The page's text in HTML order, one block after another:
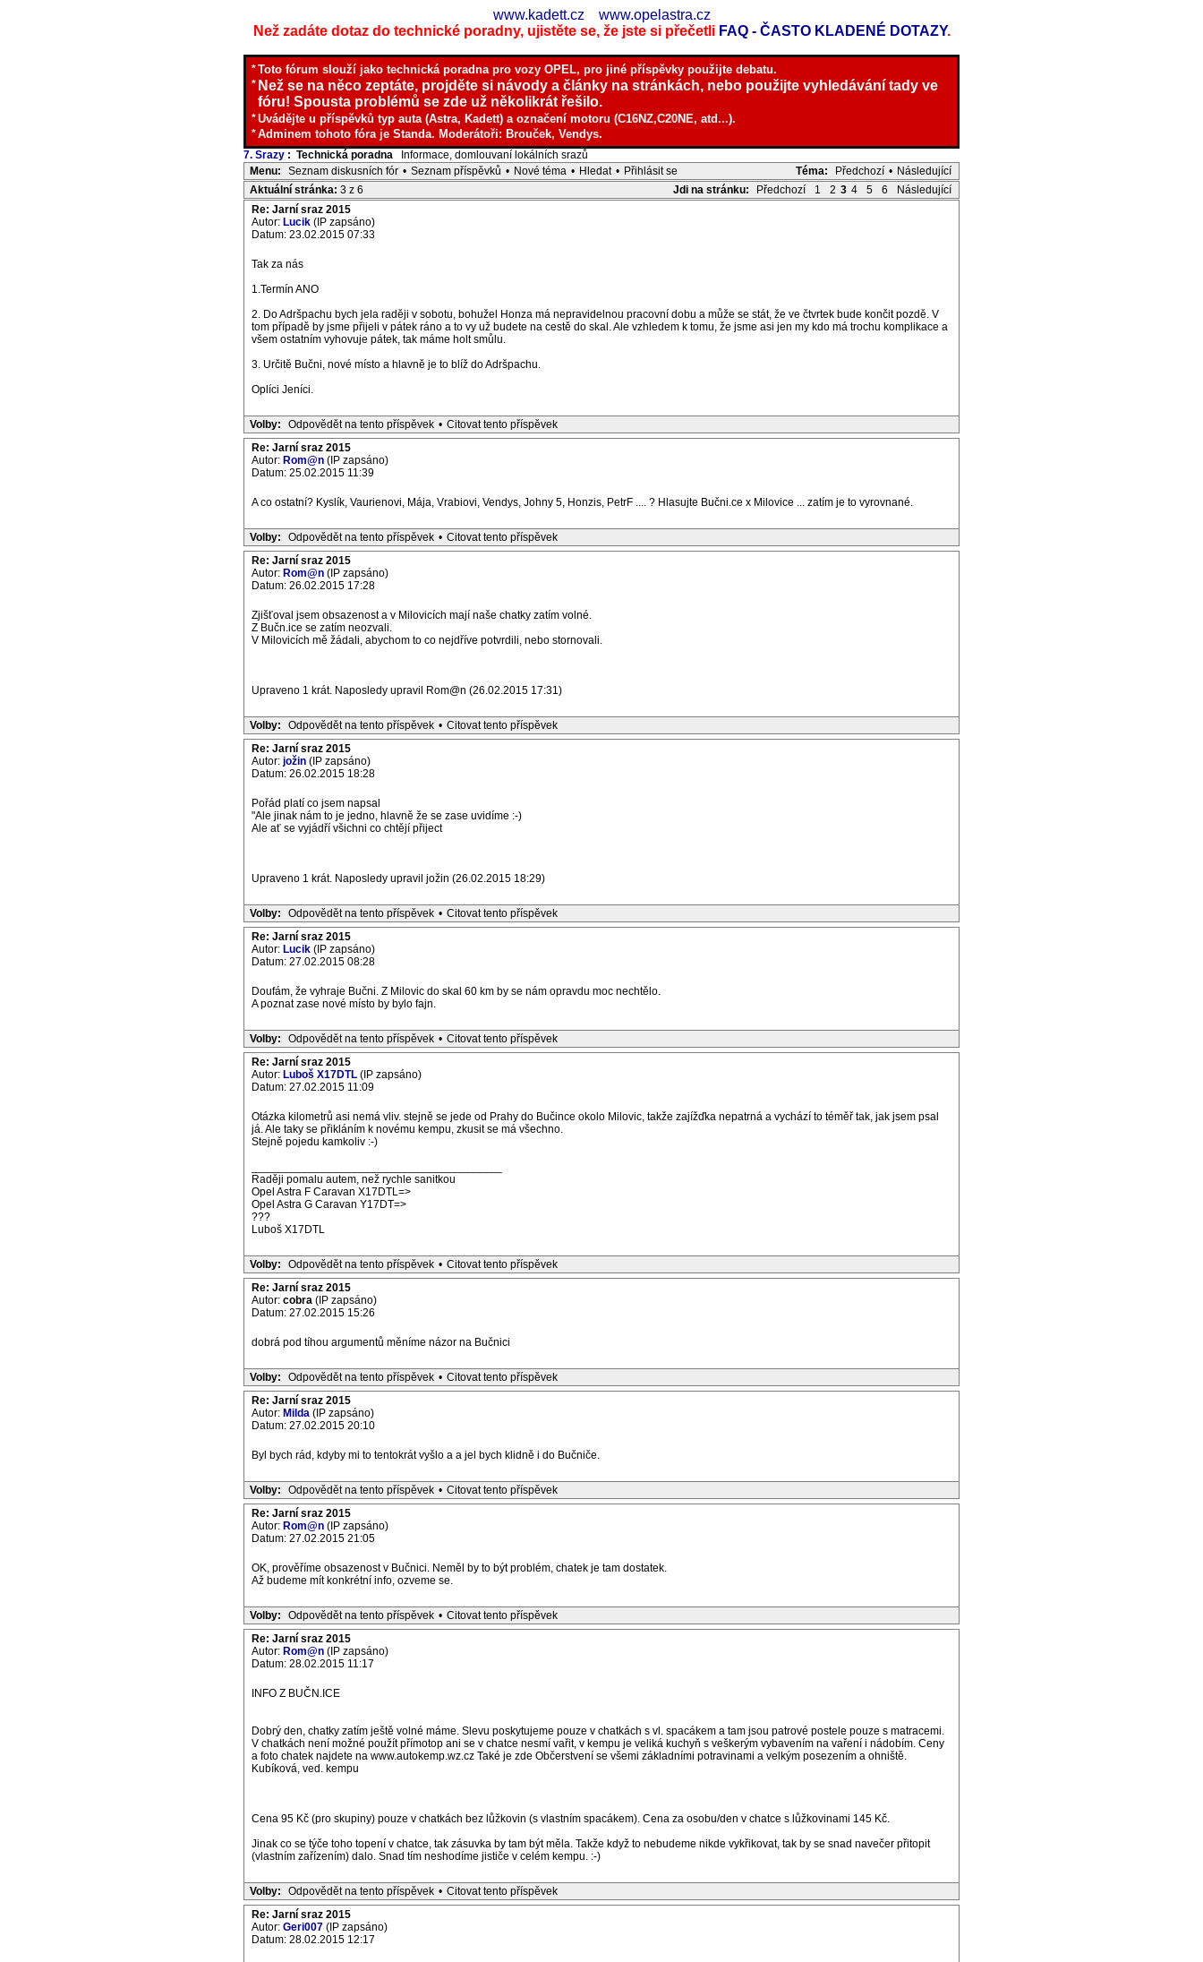
www.kadett.cz
www.opelastra.cz
Než zadáte dotaz do technické poradny, ujistěte se, že jste si přečetli FAQ - ČASTO KLADENÉ DOTAZY.
*Toto fórum slouží jako technická poradna pro vozy OPEL, pro jiné příspěvky použijte debatu.
* Než se na něco zeptáte, projděte si návody a články na stránkách, nebo použijte vyhledávání tady ve
fóru! Spousta problémů se zde už několikrát řešilo.
*Uvádějte u příspěvků typ auta (Astra, Kadett) a označení motoru (C16NZ,C20NE, atd...).
*Adminem tohoto fóra je Standa. Moderátoři: Brouček, Vendys.
7. Srazy : Technická poradna Informace, domlouvaní lokálních srazů
Téma:
Předchozí • Následující
Menu: Seznam diskusních fór • Seznam příspěvků • Nové téma • Hledat • Přihlásit se
Jdi na stránku:
Předchozí 1 2 3 4 5 6 Následující
Aktuální stránka: 3 z 6
Re: Jarní sraz 2015
Autor: Lucik (IP zapsáno)
Datum: 23.02.2015 07:33
Tak za nás
1.Termín ANO
2. Do Adršpachu bych jela raději v sobotu, bohužel Honza má nepravidelnou pracovní dobu a může se stát, že ve čtvrtek bude končit pozdě. V
tom případě by jsme přijeli v pátek ráno a to vy už budete na cestě do skal. Ale vzhledem k tomu, že jsme asi jen my kdo má trochu komplikace a
všem ostatním vyhovuje pátek, tak máme holt smůlu.
3. Určitě Bučni, nové místo a hlavně je to blíž do Adršpachu.
Oplíci Jeníci.
Volby: Odpovědět na tento příspěvek • Citovat tento příspěvek
Re: Jarní sraz 2015
Autor: Rom@n (IP zapsáno)
Datum: 25.02.2015 11:39
A co ostatní? Kyslík, Vaurienovi, Mája, Vrabiovi, Vendys, Johny 5, Honzis, PetrF .... ? Hlasujte Bučni.ce x Milovice ... zatím je to vyrovnané.
Volby: Odpovědět na tento příspěvek • Citovat tento příspěvek
Re: Jarní sraz 2015
Autor: Rom@n (IP zapsáno)
Datum: 26.02.2015 17:28
Zjišťoval jsem obsazenost a v Milovicích mají naše chatky zatím volné.
Z Bučn.ice se zatím neozvali.
V Milovicích mě žádali, abychom to co nejdříve potvrdili, nebo stornovali.
Upraveno 1 krát. Naposledy upravil Rom@n (26.02.2015 17:31)
Volby: Odpovědět na tento příspěvek • Citovat tento příspěvek
Re: Jarní sraz 2015
Autor: jožin (IP zapsáno)
Datum: 26.02.2015 18:28
Pořád platí co jsem napsal
"Ale jinak nám to je jedno, hlavně že se zase uvidíme :-)
Ale ať se vyjádří všichni co chtějí přiject
Upraveno 1 krát. Naposledy upravil jožin (26.02.2015 18:29)
Volby: Odpovědět na tento příspěvek • Citovat tento příspěvek
Re: Jarní sraz 2015
Autor: Lucik (IP zapsáno)
Datum: 27.02.2015 08:28
Doufám, že vyhraje Bučni. Z Milovic do skal 60 km by se nám opravdu moc nechtělo.
A poznat zase nové místo by bylo fajn.
Volby: Odpovědět na tento příspěvek • Citovat tento příspěvek
Re: Jarní sraz 2015
Autor: Luboš X17DTL (IP zapsáno)
Datum: 27.02.2015 11:09
Otázka kilometrů asi nemá vliv. stejně se jede od Prahy do Bučince okolo Milovic, takže zajížďka nepatrná a vychází to téměř tak, jak jsem psal
já. Ale taky se přikláním k novému kempu, zkusit se má všechno.
Stejně pojedu kamkoliv :-)
Raději pomalu autem, než rychle sanitkou
Opel Astra F Caravan X17DTL=>
Opel Astra G Caravan Y17DT=>
???
Luboš X17DTL
Volby: Odpovědět na tento příspěvek • Citovat tento příspěvek
Re: Jarní sraz 2015
Autor: cobra (IP zapsáno)
Datum: 27.02.2015 15:26
dobrá pod tíhou argumentů měníme názor na Bučnici
Volby: Odpovědět na tento příspěvek • Citovat tento příspěvek
Re: Jarní sraz 2015
Autor: Milda (IP zapsáno)
Datum: 27.02.2015 20:10
Byl bych rád, kdyby mi to tentokrát vyšlo a a jel bych klidně i do Bučniče.
Volby: Odpovědět na tento příspěvek • Citovat tento příspěvek
Re: Jarní sraz 2015
Autor: Rom@n (IP zapsáno)
Datum: 27.02.2015 21:05
OK, prověříme obsazenost v Bučnici. Neměl by to být problém, chatek je tam dostatek.
Až budeme mít konkrétní info, ozveme se.
Volby: Odpovědět na tento příspěvek • Citovat tento příspěvek
Re: Jarní sraz 2015
Autor: Rom@n (IP zapsáno)
Datum: 28.02.2015 11:17
INFO Z BUČN.ICE
Dobrý den, chatky zatím ještě volné máme. Slevu poskytujeme pouze v chatkách s vl. spacákem a tam jsou patrové postele pouze s matracemi.
V chatkách není možné použít přímotop ani se v chatce nesmí vařit, v kempu je veliká kuchyň s veškerým vybavením na vaření i nádobím. Ceny
a foto chatek najdete na www.autokemp.wz.cz Také je zde Občerstvení se všemi základními potravinami a velkým posezením a ohniště.
Kubíková, ved. kempu
Cena 95 Kč (pro skupiny) pouze v chatkách bez lůžkovin (s vlastním spacákem). Cena za osobu/den v chatce s lůžkovinami 145 Kč.
Jinak co se týče toho topení v chatce, tak zásuvka by tam být měla. Takže když to nebudeme nikde vykřikovat, tak by se snad navečer přitopit
(vlastním zařízením) dalo. Snad tím neshodíme jističe v celém kempu. :-)
Volby: Odpovědět na tento příspěvek • Citovat tento příspěvek
Re: Jarní sraz 2015
Autor: Geri007 (IP zapsáno)
Datum: 28.02.2015 12:17